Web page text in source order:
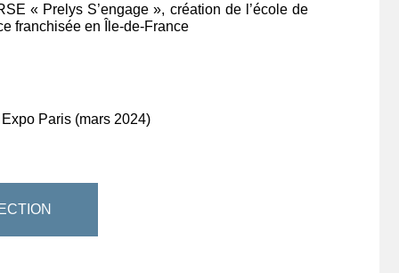
« Prelys S’engage », création de l’école de
franchisée en Île-de-France
Paris (mars 2024)